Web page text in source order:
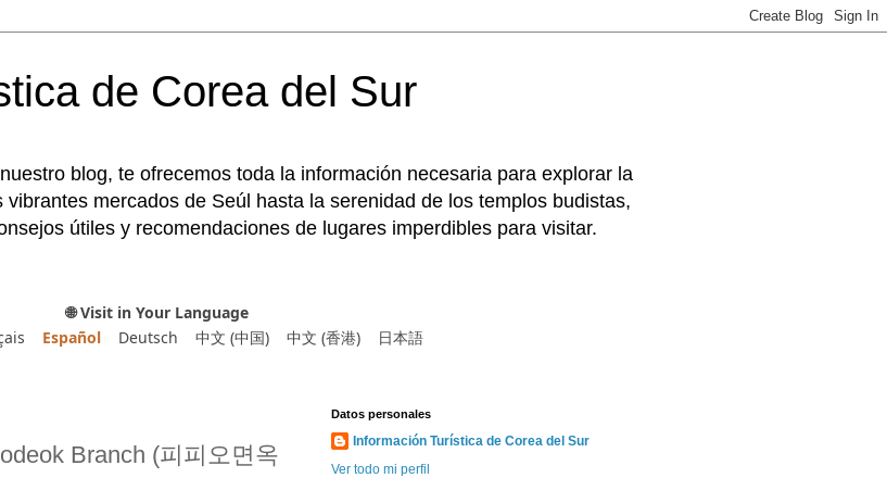
de Corea del Sur
blog, te ofrecemos toda la información necesaria para explorar la
mercados de Seúl hasta la serenidad de los templos budistas,
útiles y recomendaciones de lugares imperdibles para visitar.
🌐 Visit in Your Language
Español Deutsch 中文 (中国) 中文 (香港) 日本語
Branch (피피오면옥
Datos personales
Información Turística de Corea del Sur
Ver todo mi perfil